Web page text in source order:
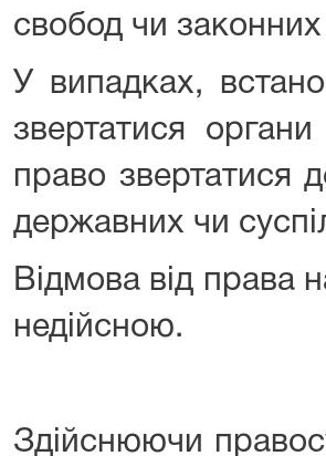
свобод чи законних
У випадках,
звертатися
право звертатися
державних чи
Відмова від права
недійсною.
Здійснюючи